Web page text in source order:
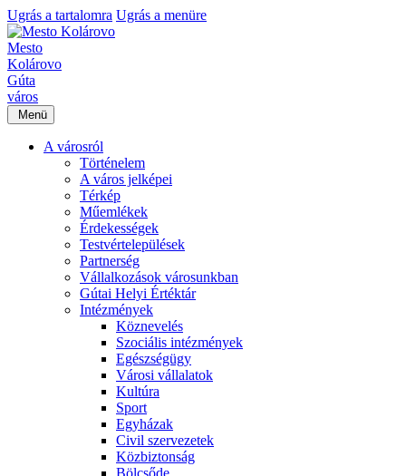
Ugrás a tartalomra Ugrás a menüre
Mesto
Kolárovo
Gúta
város
Menü
A városról
Történelem
A város jelképei
Térkép
Műemlékek
Érdekességek
Testvértelepülések
Partnerség
Vállalkozások városunkban
Gútai Helyi Értéktár
Intézmények
Köznevelés
Szociális intézmények
Egészségügy
Városi vállalatok
Kultúra
Sport
Egyházak
Civil szervezetek
Közbiztonság
Bölcsőde